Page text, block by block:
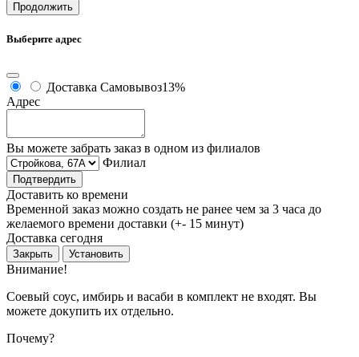
Продолжить
Выберите адрес
Доставка Самовывоз13%
Адрес
Вы можете забрать заказ в одном из филиалов
Филиал
Подтвердить
Доставить ко времени
Временной заказ можно создать не ранее чем за 3 часа до
желаемого времени доставки (+- 15 минут)
Доставка сегодня
Закрыть Установить
Внимание!
Соевый соус, имбирь и васаби в комплект не входят. Вы
можете докупить их отдельно.
Почему?